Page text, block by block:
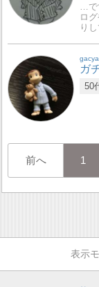
…
ロ
り
ガ
50
前へ 1